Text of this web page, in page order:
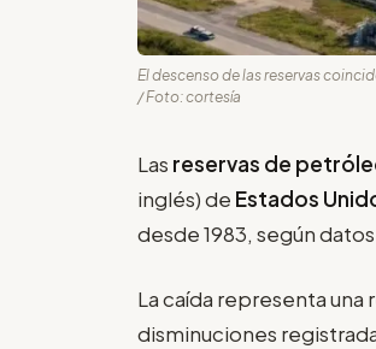
El descenso de las reservas
/ Foto: cortesía
Las reservas de
inglés) de Estados
desde 1983, según
La caída representa
disminuciones